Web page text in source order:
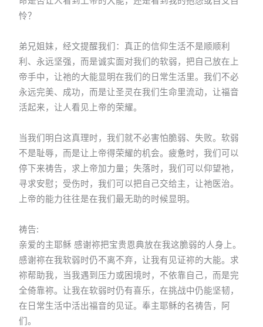
怜？
弟兄姐妹，经文提醒我们：真正的信仰生活不是顺顺利
利、永远坚强，而是诚实面对我们的软弱，把自己放在上
帝手中，让祂的大能显明在我们的日常生活里。我们不必
永远完美、成功，而是让圣灵在我们生命里流动，让福音
活起来，让人看见上帝的荣耀。
当我们明白这真理时，我们就不必害怕脆弱、失败。软弱
不是耻辱，而是让上帝得荣耀的机会。疲惫时，我们可以
停下来祷告，求上帝加力量；失落时，我们可以仰望祂，
寻求安慰；受伤时，我们可以把自己交给主，让祂医治。
上帝的能力往往是在我们最无助的时候显明。
祷告:
亲爱的主耶稣 感谢祢把宝贵恩典放在我这脆弱的人身上。
感谢祢在我软弱时仍不离不弃，让我有见证祢的大能。求
祢帮助我，当我遇到压力或困境时，不依靠自己，而是完
全倚靠祢。让我在软弱时仍有喜乐，在挑战中仍能坚韧，
在日常生活中活出福音的见证。奉主耶稣的名祷告，阿
们。